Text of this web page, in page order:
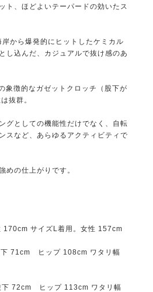
ト、ほどよいテーパードの効いたス
から爆発的にヒットしたケミカル
し込んだ、カジュアルで抜け感のあ
象徴的なガゼットクロッチ（股下が
抜群。
グとしての機能性だけでなく、自転
スなど、あらゆるアクティビティで
めの仕上がりです。
170cm サイズL着用。女性 157cm
71cm ヒップ 108cm ワタリ幅
下 72cm ヒップ 113cm ワタリ幅